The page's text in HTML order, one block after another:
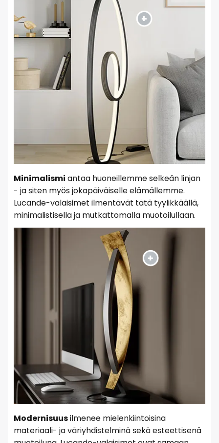
Minimalismi antaa huoneillemme selkeän linjan
- ja siten myös jokapäiväiselle elämällemme.
Lucande-valaisimet ilmentävät tätä tyylikkäällä,
minimalistisella ja mutkattomalla muotoilullaan.
Modernisuusilmenee mielenkiintoisina
materiaali- ja väriyhdistelminä sekä esteettisenä